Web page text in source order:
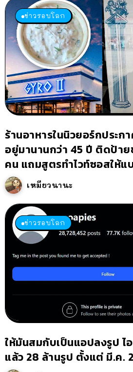
ข่าวรอบโลก
ร้านอาหารในนิวยอร์กประ
อยู่มานานกว่า 45 ปี ติดป้า
คน แถมสูตรทำไวท์ซอสให้แ
เหมียวนานะ
ข่าวรอบโลก
ให้มันสมกับเป็นแอปลงรูป ไ
แล้ว 28 ล้านรูป ตั้งแต่ มี.ค.